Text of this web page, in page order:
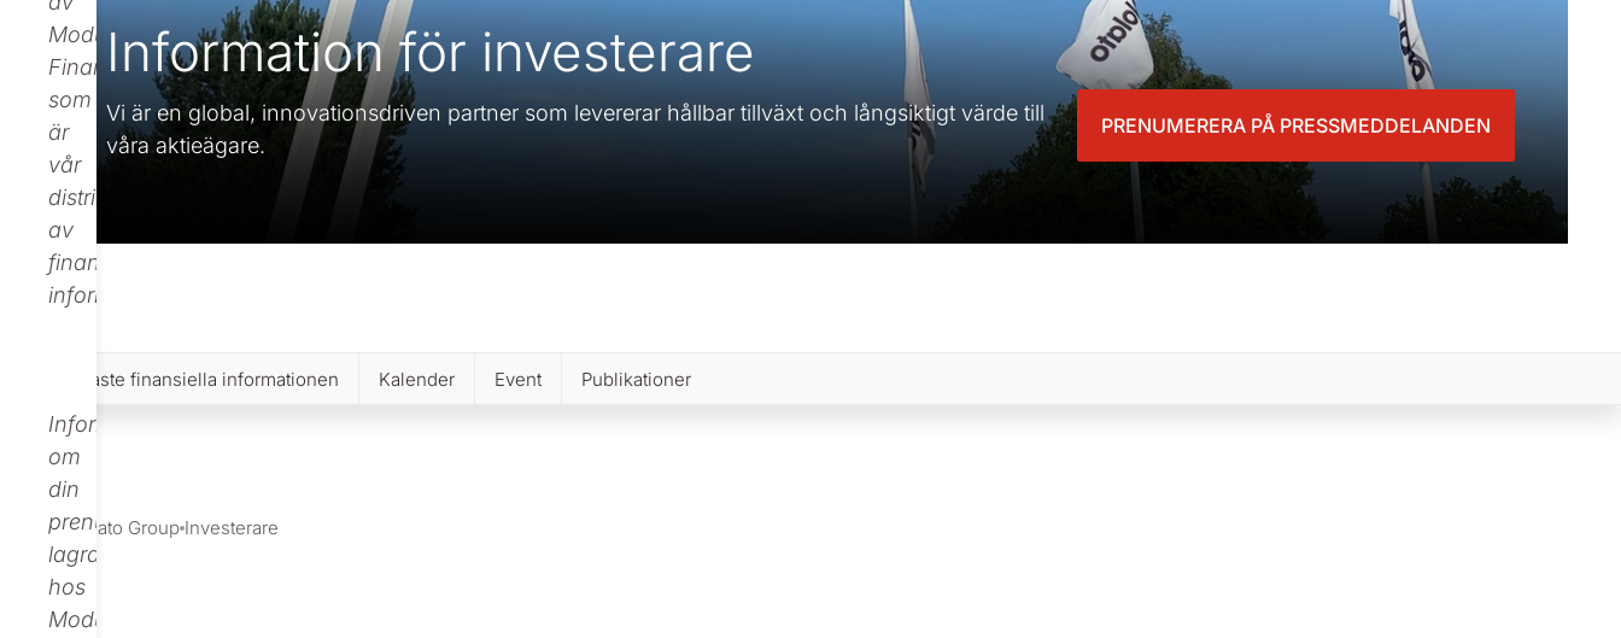
Modular
Finance,
som
är
vår
distributör
av
finansiell
information.
Informationen
om
din
prenumeration
lagras
hos
Modular
Information för investerare
Vi är en global, innovationsdriven partner som levererar hållbar tillväxt och långsiktigt värde till
våra aktieägare.
PRENUMERERA PÅ PRESSMEDDELANDEN
Senaste finansiella informationen Kalender Event Publikationer
Nolato Group Investerare